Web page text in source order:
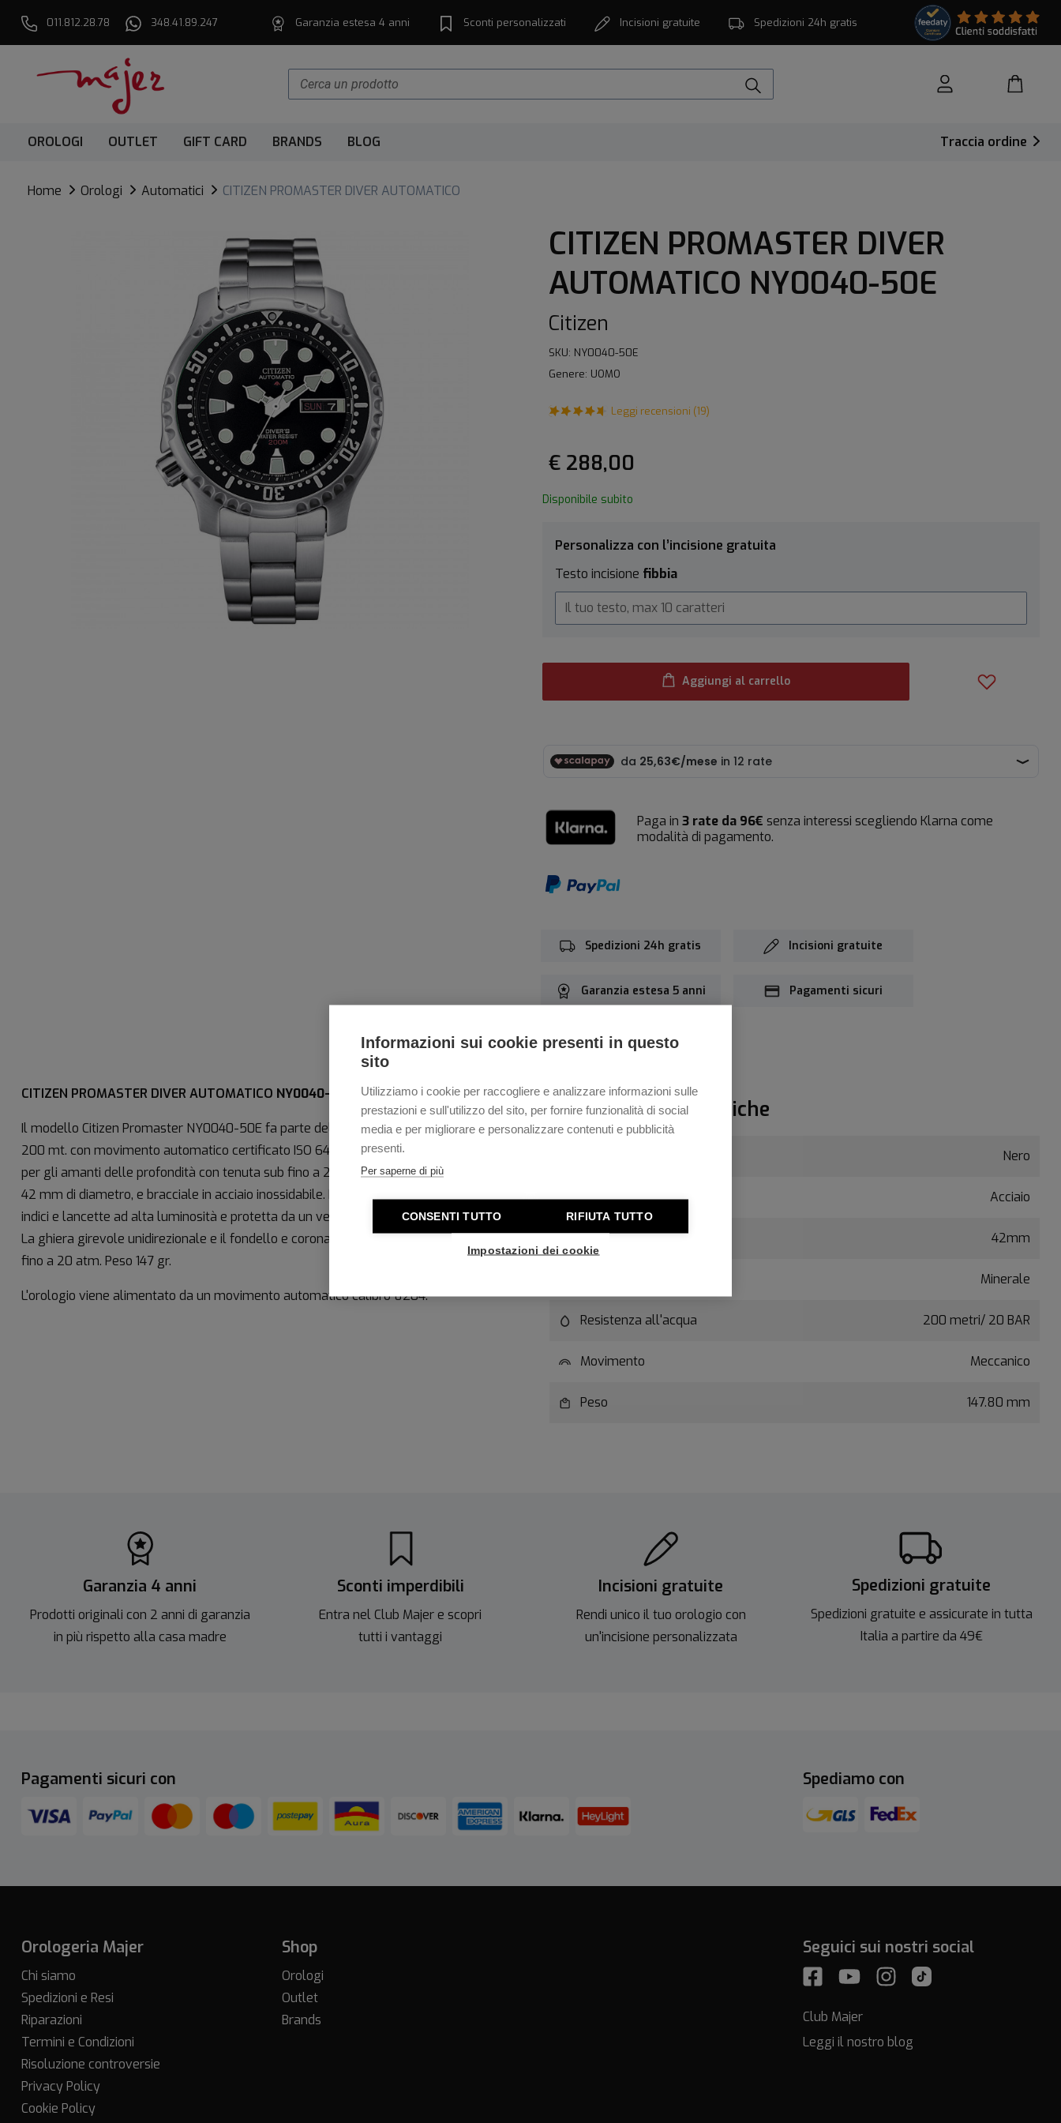
Informazioni sui cookie presenti in questo
sito
Utilizziamo i cookie per raccogliere e analizzare informazioni sulle
prestazioni e sull'utilizzo del sito, per fornire funzionalità di social
media e per migliorare e personalizzare contenuti e pubblicità
presenti.
Per saperne di più
CONSENTI TUTTO RIFIUTA TUTTO
Impostazioni dei cookie
011.812.28.78 348.41.89.247 Garanzia estesa 4 anni Sconti personalizzati Incisioni gratuite Spedizioni 24h gratis
OROLOGI OUTLET GIFT CARD BRANDS BLOG Traccia ordine
Home Orologi Automatici CITIZEN PROMASTER DIVER AUTOMATICO
CITIZEN PROMASTER DIVER
AUTOMATICO NY0040-50E
Citizen
SKU: NY0040-50E
Genere: UOMO
Leggi recensioni (19)
€ 288,00
Disponibile subito
Personalizza con l’incisione gratuita
Testo incisione fibbia
Aggiungi al carrello
Paga in 3 rate da 96€ senza interessi scegliendo Klarna come
modalità di pagamento.
Spedizioni 24h gratis Incisioni gratuite
Garanzia estesa 5 anni Pagamenti sicuri
CITIZEN PROMASTER DIVER AUTOMATICO NY0040-50E
Il modello Citizen Promaster NY0040-50E fa parte della Collezione Promaster Diver
200 mt. con movimento automatico certificato ISO 6425. Questo orologio realizzato
per gli amanti delle profondità con tenuta sub fino a 200 mt presenta una cassa, da
42 mm di diametro, e bracciale in acciaio inossidabile. Il quadrante, di colore nero, con
indici e lancette ad alta luminosità e protetta da un vetro minerale.
La ghiera girevole unidirezionale e il fondello e corona a vite per una perfetta tenuta
fino a 20 atm. Peso 147 gr.
L'orologio viene alimentato da un movimento automatico calibro 8204.
Caratteristiche tecniche
Nero
Materiale Cassa Acciaio
Diametro Cassa 42mm
Minerale
Resistenza all'acqua 200 metri/ 20 BAR
Movimento Meccanico
Peso 147.80 mm
Garanzia 4 anni
Prodotti originali con 2 anni di garanzia
in più rispetto alla casa madre
Sconti imperdibili
Entra nel Club Majer e scopri
tutti i vantaggi
Incisioni gratuite
Rendi unico il tuo orologio con
un'incisione personalizzata
Spedizioni gratuite
Spedizioni gratuite e assicurate in tutta
Italia a partire da 49€
Pagamenti sicuri con Spediamo con
Orologeria Majer
Chi siamo
Spedizioni e Resi
Riparazioni
Termini e Condizioni
Risoluzione controversie
Privacy Policy
Cookie Policy
Shop
Orologi
Outlet
Brands
Seguici sui nostri social
Club Majer
Leggi il nostro blog